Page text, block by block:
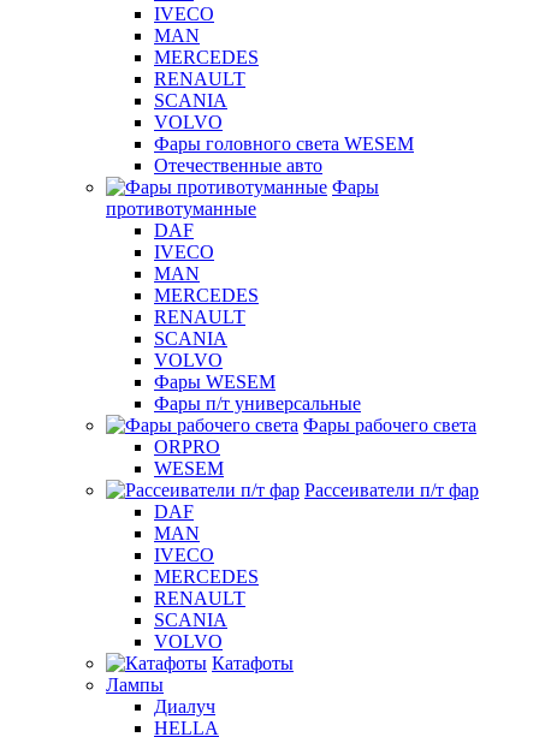
IVECO
MAN
MERCEDES
RENAULT
SCANIA
VOLVO
Фары головного света WESEM
Отечественные авто
Фары
противотуманные
DAF
IVECO
MAN
MERCEDES
RENAULT
SCANIA
VOLVO
Фары WESEM
Фары п/т универсальные
Фары рабочего света
ORPRO
WESEM
Рассеиватели п/т фар
DAF
MAN
IVECO
MERCEDES
RENAULT
SCANIA
VOLVO
Катафоты
Лампы
Диалуч
HELLA